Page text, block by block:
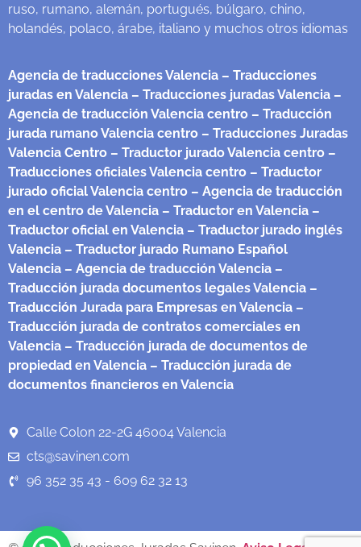
ruso, rumano, alemán, portugués, búlgaro, chino,
holandés, polaco, árabe, italiano y muchos otros idiomas
Agencia de traducciones Valencia – Traducciones
juradas en Valencia – Traducciones juradas Valencia –
Agencia de traducción Valencia centro – Traducción
jurada rumano Valencia centro – Traducciones Juradas
Valencia Centro – Traductor jurado Valencia centro –
Traducciones oficiales Valencia centro – Traductor
jurado oficial Valencia centro – Agencia de traducción
en el centro de Valencia – Traductor en Valencia –
Traductor oficial en Valencia – Traductor jurado inglés
Valencia – Traductor jurado Rumano Español
Valencia – Agencia de traducción Valencia –
Traducción jurada documentos legales Valencia –
Traducción Jurada para Empresas en Valencia –
Traducción jurada de contratos comerciales en
Valencia – Traducción jurada de documentos de
propiedad en Valencia – Traducción jurada de
documentos financieros en Valencia
Calle Colon 22-2G 46004 Valencia
cts@savinen.com
96 352 35 43 - 609 62 32 13